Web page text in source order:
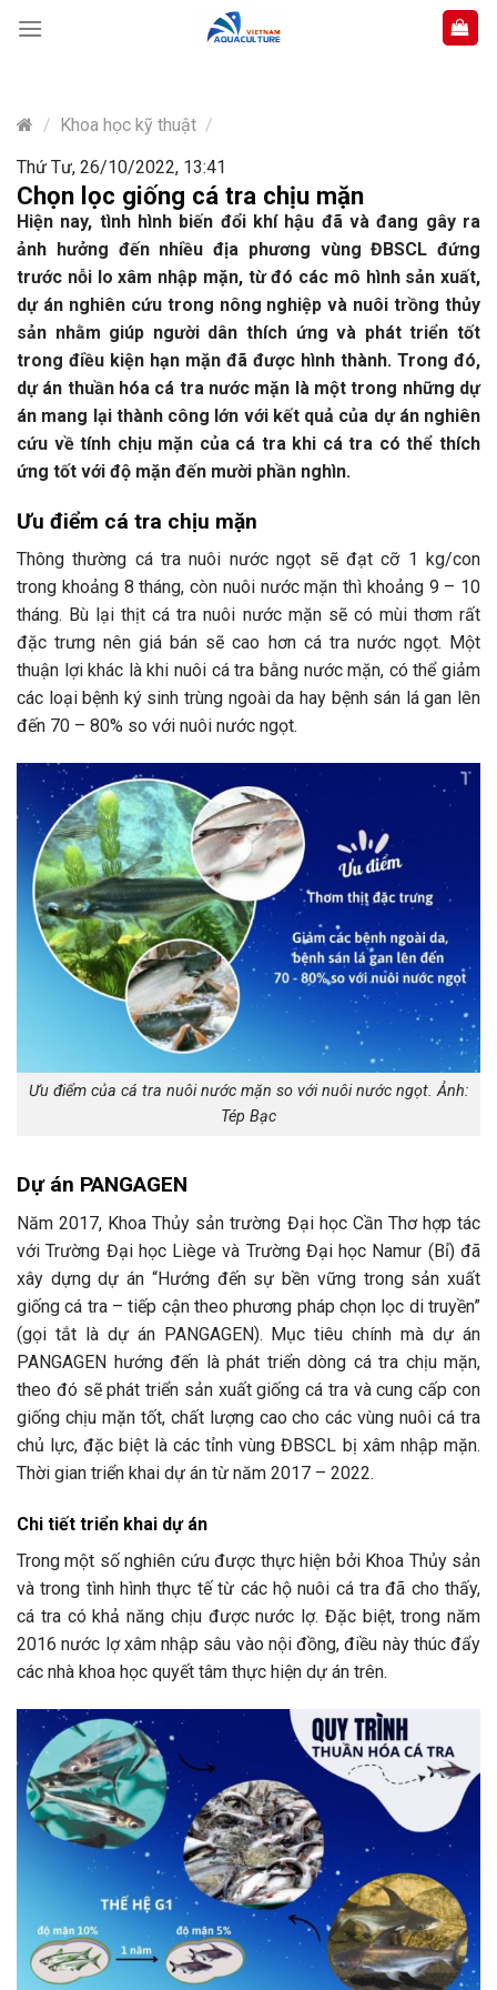
content
/ Khoa học kỹ thuật /
Thứ Tư, 26/10/2022, 13:41
Chọn lọc giống cá tra chịu mặn
Hiện nay, tình hình biến đổi khí hậu đã và đang gây ra
ảnh hưởng đến nhiều địa phương vùng ĐBSCL đứng
trước nỗi lo xâm nhập mặn, từ đó các mô hình sản xuất,
dự án nghiên cứu trong nông nghiệp và nuôi trồng thủy
sản nhằm giúp người dân thích ứng và phát triển tốt
trong điều kiện hạn mặn đã được hình thành. Trong đó,
dự án thuần hóa cá tra nước mặn là một trong những dự
án mang lại thành công lớn với kết quả của dự án nghiên
cứu về tính chịu mặn của cá tra khi cá tra có thể thích
ứng tốt với độ mặn đến mười phần nghìn.
Ưu điểm cá tra chịu mặn
Thông thường cá tra nuôi nước ngọt sẽ đạt cỡ 1 kg/con
trong khoảng 8 tháng, còn nuôi nước mặn thì khoảng 9 – 10
tháng. Bù lại thịt cá tra nuôi nước mặn sẽ có mùi thơm rất
đặc trưng nên giá bán sẽ cao hơn cá tra nước ngọt. Một
thuận lợi khác là khi nuôi cá tra bằng nước mặn, có thể giảm
các loại bệnh ký sinh trùng ngoài da hay bệnh sán lá gan lên
đến 70 – 80% so với nuôi nước ngọt.
Ưu điểm của cá tra nuôi nước mặn so với nuôi nước ngọt. Ảnh:
Tép Bạc
Dự án PANGAGEN
Năm 2017, Khoa Thủy sản trường Đại học Cần Thơ hợp tác
với Trường Đại học Liège và Trường Đại học Namur (Bỉ) đã
xây dựng dự án “Hướng đến sự bền vững trong sản xuất
giống cá tra – tiếp cận theo phương pháp chọn lọc di truyền”
(gọi tắt là dự án PANGAGEN). Mục tiêu chính mà dự án
PANGAGEN hướng đến là phát triển dòng cá tra chịu mặn,
theo đó sẽ phát triển sản xuất giống cá tra và cung cấp con
giống chịu mặn tốt, chất lượng cao cho các vùng nuôi cá tra
chủ lực, đặc biệt là các tỉnh vùng ĐBSCL bị xâm nhập mặn.
Thời gian triển khai dự án từ năm 2017 – 2022.
Chi tiết triển khai dự án
Trong một số nghiên cứu được thực hiện bởi Khoa Thủy sản
và trong tình hình thực tế từ các hộ nuôi cá tra đã cho thấy,
cá tra có khả năng chịu được nước lợ. Đặc biệt, trong năm
2016 nước lợ xâm nhập sâu vào nội đồng, điều này thúc đẩy
các nhà khoa học quyết tâm thực hiện dự án trên.